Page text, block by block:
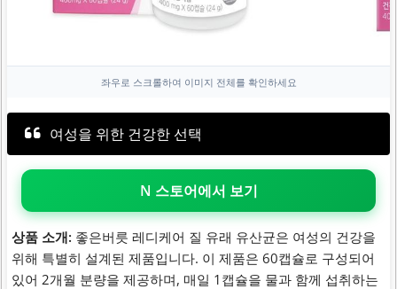
좌우로 스크롤하여 이미지 전체를 확인하세요
여성을 위한 건강한 선택
N 스토어에서 보기
상품 소개: 좋은버릇 레디케어 질 유래 유산균은 여성의 건강을
위해 특별히 설계된 제품입니다. 이 제품은 60캡슐로 구성되어
있어 2개월 분량을 제공하며, 매일 1캡슐을 물과 함께 섭취하는